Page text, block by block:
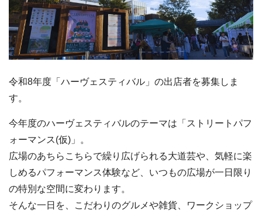
令和8年度「ハーヴェスティバル」の出店者を募集しま
す。
今年度のハーヴェスティバルのテーマは「ストリートパフ
ォーマンス(仮)」。
広場のあちらこちらで繰り広げられる大道芸や、気軽に楽
しめるパフォーマンス体験など、いつもの広場が一日限り
の特別な空間に変わります。
そんな一日を、こだわりのグルメや雑貨、ワークショップ